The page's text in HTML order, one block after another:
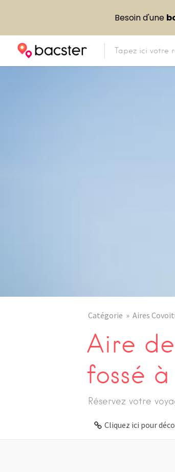
Catégorie Aires
Aire
fossé
Réservez votre
Cliquez ici pour
Besoin d'une